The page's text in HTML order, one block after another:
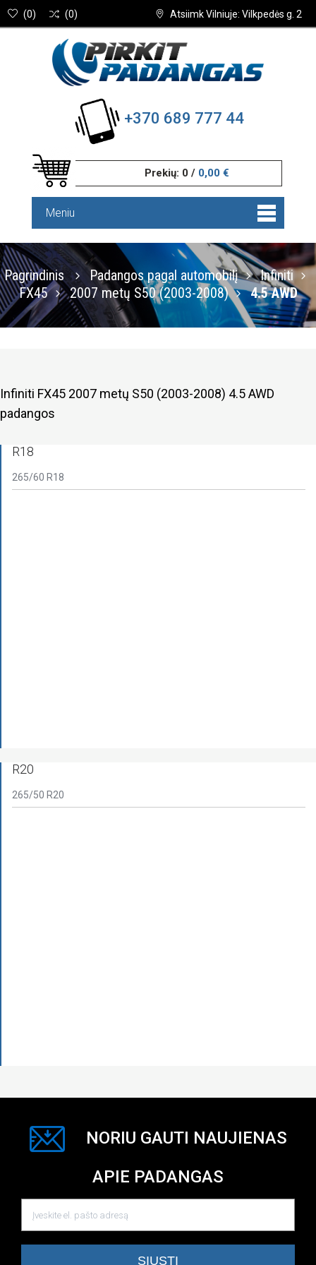
Atsiimk Vilniuje: Vilkpedės g. 2
(0) (0)
+370 689 777 44
Prekių: 0 / 0,00 €
Meniu
Pagrindinis Padangos pagal automobilį
Infiniti
FX45
2007 metų S50 (2003-2008) 4.5 AWD
Infiniti FX45 2007 metų S50 (2003-2008) 4.5 AWD
padangos
R18
265/60 R18
R20
265/50 R20
NORIU GAUTI NAUJIENAS
APIE PADANGAS